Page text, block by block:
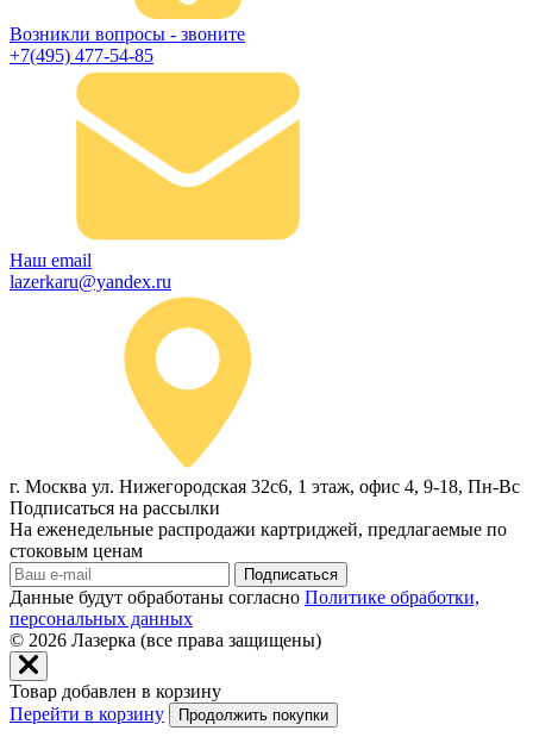
Возникли вопросы - звоните
+7(495) 477-54-85
Наш email
lazerkaru@yandex.ru
г. Москва ул. Нижегородская 32с6, 1 этаж, офис 4, 9-18, Пн-Вс
Подписаться на рассылки
На еженедельные распродажи картриджей, предлагаемые по
стоковым ценам
Подписаться
Данные будут обработаны согласно Политике обработки,
персональных данных
© 2026 Лазерка (все права защищены)
Товар добавлен в корзину
Перейти в корзину
Продолжить покупки